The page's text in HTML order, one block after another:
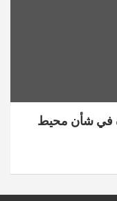
في شأن محيط